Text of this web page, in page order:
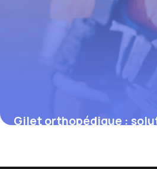
Gilet orthopédique :